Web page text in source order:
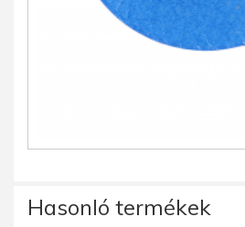
Hasonló termékek